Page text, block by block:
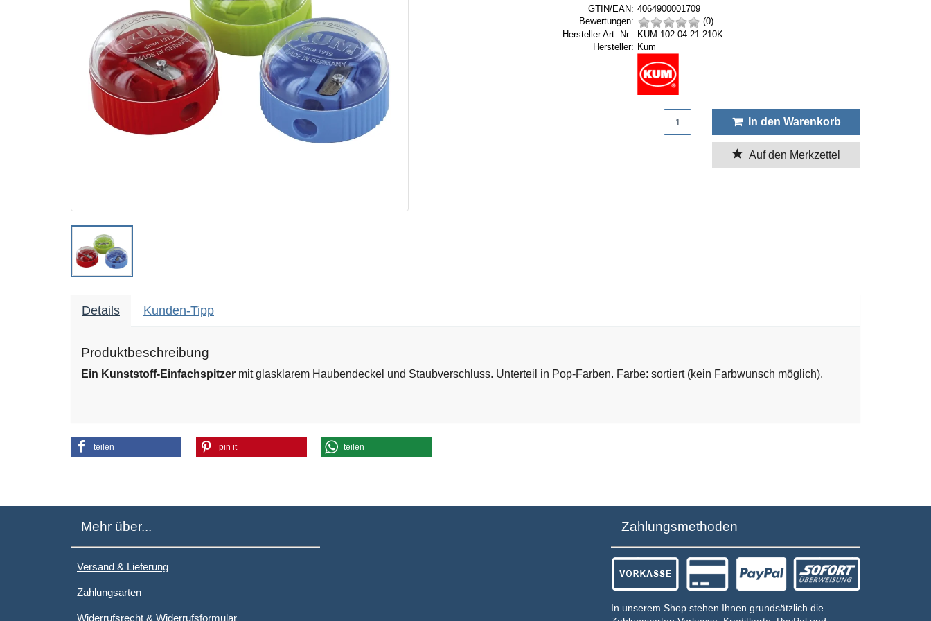
GTIN/EAN: 4064900001709
Bewertungen:
(0)
Hersteller Art. Nr.: KUM 102.04.21 210K
Hersteller: Hersteller:
Kum
Produktmenge
In den Warenkorb
Auf den Merkzettel
Details Kunden-Tipp
Produktbeschreibung
Ein Kunststoff-Einfachspitzer mit glasklarem Haubendeckel und Staubverschluss. Unterteil in Pop-Farben. Farbe: sortiert (kein Farbwunsch möglich).
teilen pin it teilen
Mehr über...
Versand & Lieferung
Zahlungsarten
Widerrufsrecht & Widerrufsformular
Zahlungsmethoden
In unserem Shop stehen Ihnen grundsätzlich die